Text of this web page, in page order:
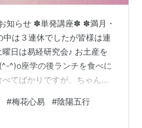
知らせ ✽単発講座✽ ✽満月・
は３連休でしたが皆様は連
日は易経研究会♪ お土産を
^)o座学の後ランチを食べに
てばかりですが、ちゃんと
面で会い占い好きさんと食べ
う特別な高揚感がありまし
#梅花心易 #陰陽五行